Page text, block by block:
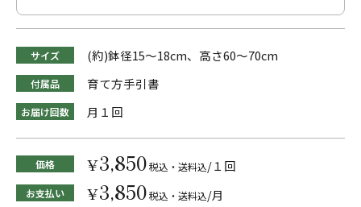
サイズ (約)鉢径15～18cm、高さ60～70cm
付属品 育て方手引書
お届け回数 月１回
価格 ¥3,850税込・送料込/１回
お支払い ¥3,850税込・送料込/月